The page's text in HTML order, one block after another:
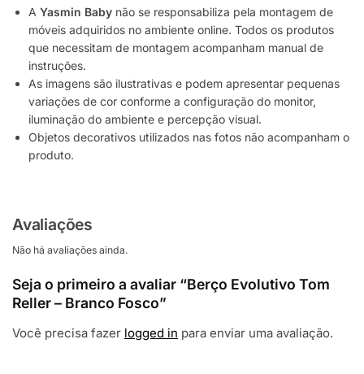
A Yasmin Baby não se responsabiliza pela montagem de
móveis adquiridos no ambiente online. Todos os produtos
que necessitam de montagem acompanham manual de
instruções.
As imagens são ilustrativas e podem apresentar pequenas
variações de cor conforme a configuração do monitor,
iluminação do ambiente e percepção visual.
Objetos decorativos utilizados nas fotos não acompanham o
produto.
Avaliações
Não há avaliações ainda.
Seja o primeiro a avaliar “Berço Evolutivo Tom
Reller – Branco Fosco”
Você precisa fazer logged in para enviar uma avaliação.